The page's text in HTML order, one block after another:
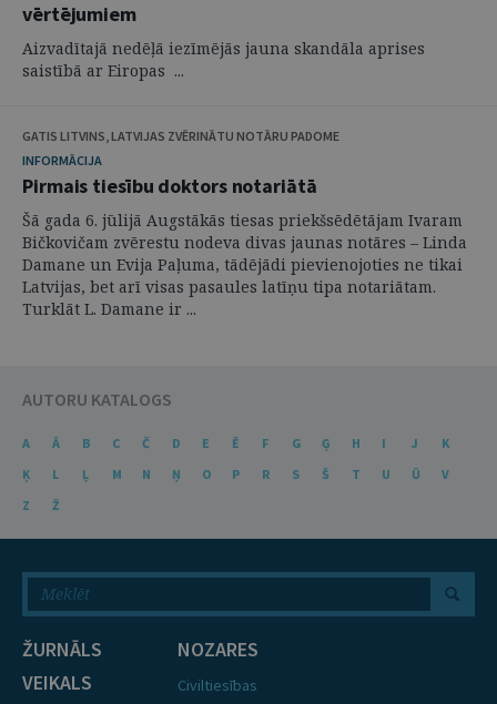
vērtējumiem
Aizvadītajā nedēļā iezīmējās jauna skandāla aprises
saistībā ar Eiropas ...
GATIS LITVINS, LATVIJAS ZVĒRINĀTU NOTĀRU PADOME
INFORMĀCIJA
Pirmais tiesību doktors notariātā
Šā gada 6. jūlijā Augstākās tiesas priekšsēdētājam Ivaram
Bičkovičam zvērestu nodeva divas jaunas notāres – Linda
Damane un Evija Paļuma, tādējādi pievienojoties ne tikai
Latvijas, bet arī visas pasaules latīņu tipa notariātam.
Turklāt L. Damane ir ...
AUTORU KATALOGS
A Ā B C Č D E Ē F G Ģ H I J
K
Ķ
L Ļ M N Ņ O P R S Š T U Ū
V
Z
Ž
ŽURNĀLS
VEIKALS
NOZARES
Civiltiesības